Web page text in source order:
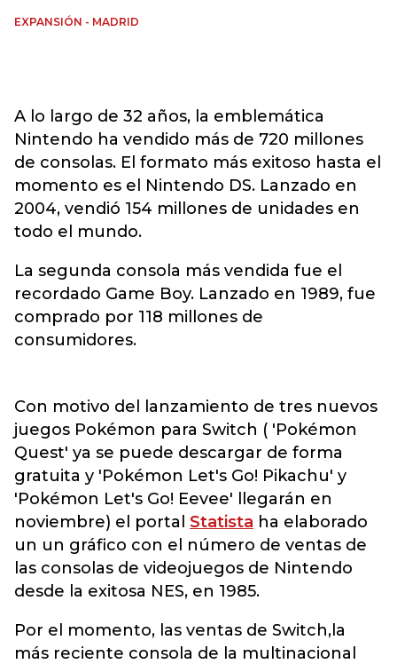
EXPANSIÓN - MADRID
A lo largo de 32 años, la emblemática
Nintendo ha vendido más de 720 millones
de consolas. El formato más exitoso hasta el
momento es el Nintendo DS. Lanzado en
2004, vendió 154 millones de unidades en
todo el mundo.
La segunda consola más vendida fue el
recordado Game Boy. Lanzado en 1989, fue
comprado por 118 millones de
consumidores.
Con motivo del lanzamiento de tres nuevos
juegos Pokémon para Switch ( 'Pokémon
Quest' ya se puede descargar de forma
gratuita y 'Pokémon Let's Go! Pikachu' y
'Pokémon Let's Go! Eevee' llegarán en
noviembre) el portal Statista ha elaborado
un un gráfico con el número de ventas de
las consolas de videojuegos de Nintendo
desde la exitosa NES, en 1985.
Por el momento, las ventas de Switch,la
más reciente consola de la multinacional